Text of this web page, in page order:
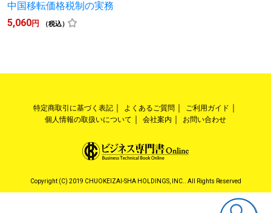
中国移転価格税制の実務
5,060円 （税込）
特定商取引に基づく表記 よくあるご質問
ご利用ガイド
個人情報の取扱いについて
会社案内 お問い合わせ
Copyright (C) 2019 CHUOKEIZAI-SHA HOLDINGS, INC.. All Rights Reserved